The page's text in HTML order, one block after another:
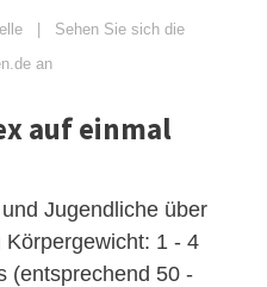
| Sehen Sie sich die
an
auf einmal
Jugendliche über
1 - 4
(entsprechend 50 -